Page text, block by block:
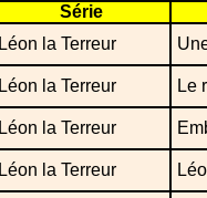
Série
Léon la Terreur
Léon la Terreur Le
Léon la Terreur
Léon la Terreur